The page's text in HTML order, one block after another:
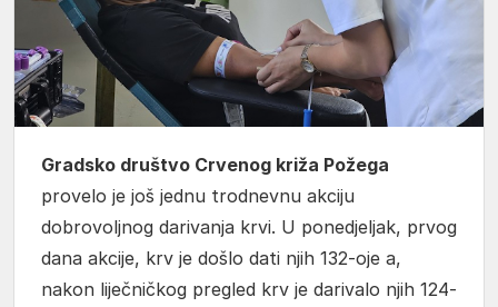
Gradsko društvo Crvenog križa Požega
provelo je još jednu trodnevnu akciju
dobrovoljnog darivanja krvi. U ponedjeljak, prvog
dana akcije, krv je došlo dati njih 132-oje a,
nakon liječničkog pregled krv je darivalo njih 124-